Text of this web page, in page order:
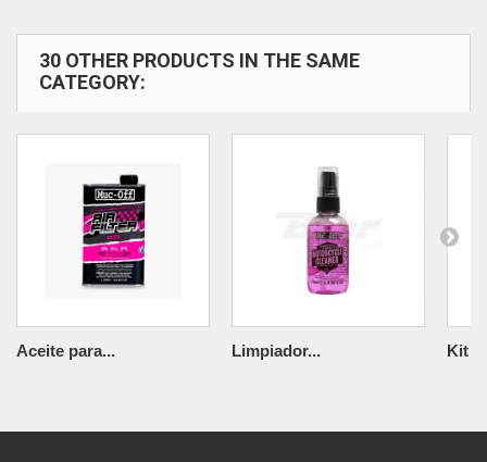
30 OTHER PRODUCTS IN THE SAME
CATEGORY:
Aceite para... Limpiador... Kit